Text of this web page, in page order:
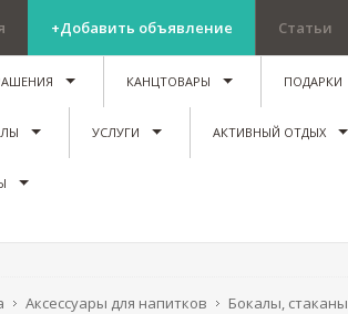
+Добавить объявление Статьи
КАНЦТОВАРЫ ПОДАРКИ
УСЛУГИ АКТИВНЫЙ ОТДЫХ
Аксессуары для напитков Бокалы, стаканы